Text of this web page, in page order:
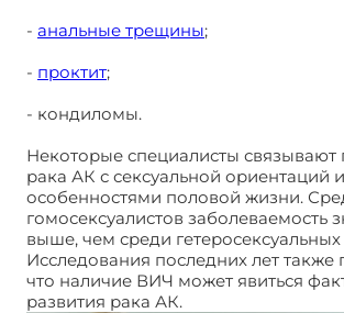
- анальные трещины;
- проктит;
- кондиломы.
Некоторые специалисты связывают
рака АК с сексуальной ориентаций и
особенностями половой жизни.
гомосексуалистов заболеваемость
выше, чем среди
Исследования последних лет также
что наличие ВИЧ может явиться
развития рака АК.